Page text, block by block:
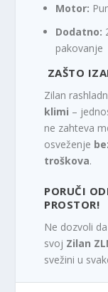
Motor:
Dodatno:
pakovanje
ZAŠTO
Zilan
klimi –
ne zahteva
osveženje
troškova.
PORUČI
PROSTOR!
Ne dozvoli
svoj Zilan
svežini u